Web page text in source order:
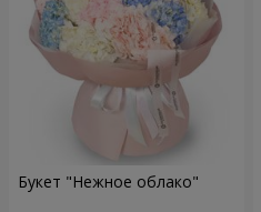
Букет "Нежное облако"